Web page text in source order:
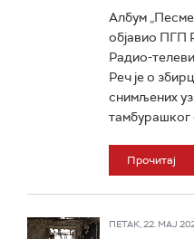
Албум „Песме
објавио ПГП
Радио-
Реч је о
снимљених
тамбурашког
Прочитај
ПЕТАК, 22. МАЈ